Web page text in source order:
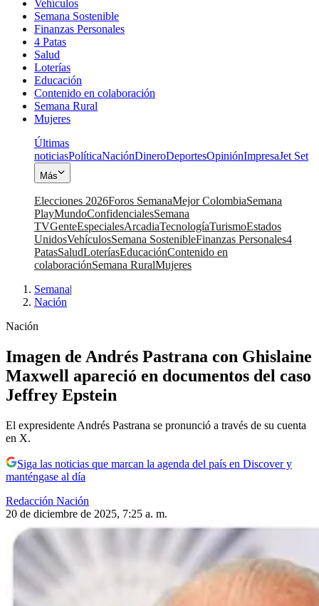
Vehículos
Semana Sostenible
Finanzas Personales
4 Patas
Salud
Loterías
Educación
Contenido en colaboración
Semana Rural
Mujeres
Últimas
noticiasPolíticaNaciónDineroDeportesOpiniónImpresaJet Set
Más
Elecciones 2026Foros SemanaMejor ColombiaSemana
PlayMundoConfidencialesSemana
TVGenteEspecialesArcadiaTecnologíaTurismoEstados
UnidosVehículosSemana SostenibleFinanzas Personales4
PatasSaludLoteríasEducaciónContenido en
colaboraciónSemana RuralMujeres
Semana|
Nación
Nación
Imagen de Andrés Pastrana con Ghislaine
Maxwell apareció en documentos del caso
Jeffrey Epstein
El expresidente Andrés Pastrana se pronunció a través de su cuenta
en X.
Siga las noticias que marcan la agenda del país en Discover y
manténgase al día
Redacción Nación
20 de diciembre de 2025, 7:25 a. m.